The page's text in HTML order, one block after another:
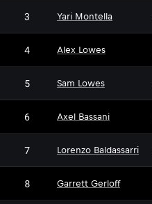
3 Yari Montella
4 Alex Lowes
5 Sam Lowes
6 Axel Bassani
7 Lorenzo Baldassarri
8 Garrett Gerloff